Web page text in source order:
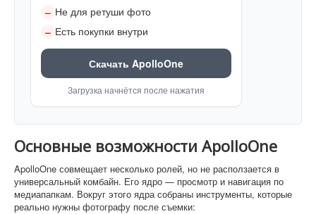
– Не для ретуши фото
– Есть покупки внутри
Скачать ApolloOne
Загрузка начнётся после нажатия
Основные возможности ApolloOne
ApolloOne совмещает несколько ролей, но не расползается в
универсальный комбайн. Его ядро — просмотр и навигация по
медиапапкам. Вокруг этого ядра собраны инструменты, которые
реально нужны фотографу после съемки: